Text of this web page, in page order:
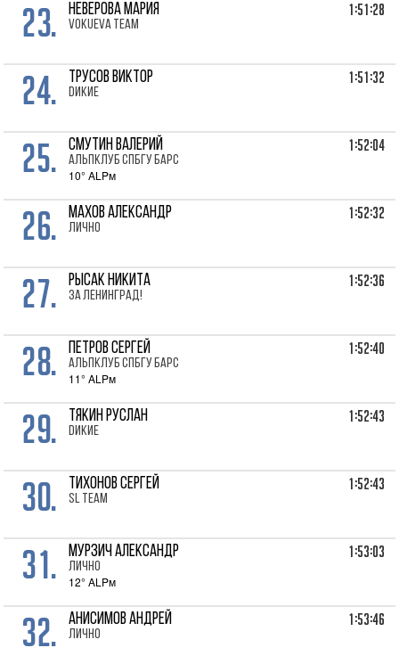
23. НЕВЕРОВА Мария
VOKUEVA TEAM
1:51:28
24. ТРУСОВ Виктор
Dикие
1:51:32
25. СМУТИН Валерий
Альпклуб СПбГУ Барс
10° ALPм
1:52:04
26. МАХОВ Александр
лично
1:52:32
27. РЫСАК Никита
За Ленинград!
1:52:36
28. ПЕТРОВ Сергей
Альпклуб СПбГУ Барс
11° ALPм
1:52:40
29. ТЯКИН Руслан
Dикие
1:52:43
30. ТИХОНОВ Сергей
SL Team
1:52:43
31. МУРЗИЧ Александр
лично
12° ALPм
1:53:03
32. АНИСИМОВ Андрей
лично
1:53:46